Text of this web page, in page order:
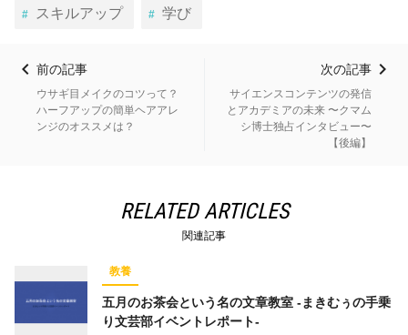
スキルアップ 学び
前の記事
ウサギ目メイクのコツって？
ハーフアップの簡単ヘアアレ
ンジのオススメは？
次の記事
サイエンスコンテンツの発信
とアカデミアの未来 〜クマム
シ博士独占インタビュー〜
【後編】
RELATED ARTICLES
関連記事
教養
五月のお茶会という名の文章教室 -まきむぅの手乗
り文芸部イベントレポート-